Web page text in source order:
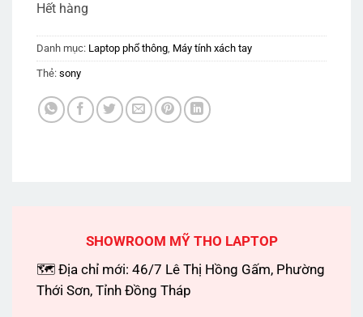
Hết hàng
Danh mục: Laptop phổ thông, Máy tính xách tay
Thẻ: sony
SHOWROOM MỸ THO LAPTOP
🗺 Địa chỉ mới: 46/7 Lê Thị Hồng Gấm, Phường
Thới Sơn, Tỉnh Đồng Tháp